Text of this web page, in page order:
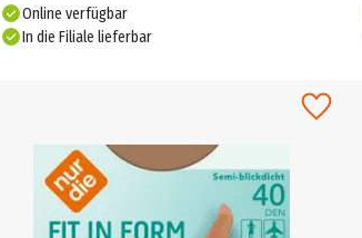
Online verfügbar
In die Filiale lieferbar